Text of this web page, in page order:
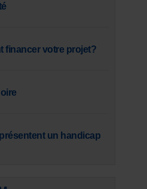
financer votre projet?
un handicap